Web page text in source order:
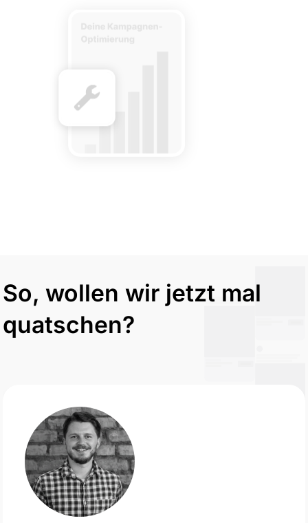
So, wollen wir jetzt mal
quatschen?